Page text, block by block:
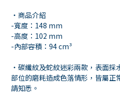
・商品介紹
-寬度：148 mm
-高度：102 mm
-內部容積：94 cm³
・碳纖紋及蛇紋迷彩兩款，表面
部位的磨耗造成色落情形，皆屬正
請知悉。